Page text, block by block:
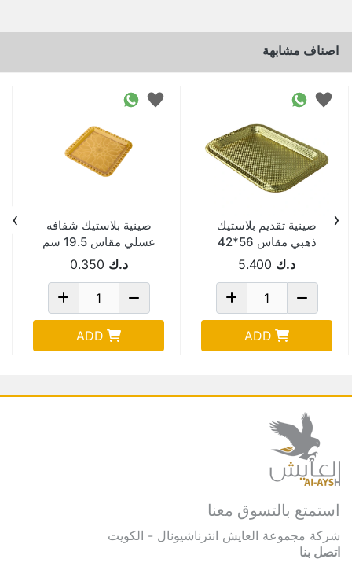
اصناف مشابهة
صينية تقديم بلاستيك
ذهبي مقاس 56*42
سم GT-M56
د.ك 5.400
ADD
صينية بلاستيك شفافه
عسلي مقاس 19.5 سم
FVR-022-15
د.ك 0.350
ADD
‹
›
استمتع بالتسوق معنا
شركة مجموعة العايش انترناشيونال - الكويت
اتصل بنا